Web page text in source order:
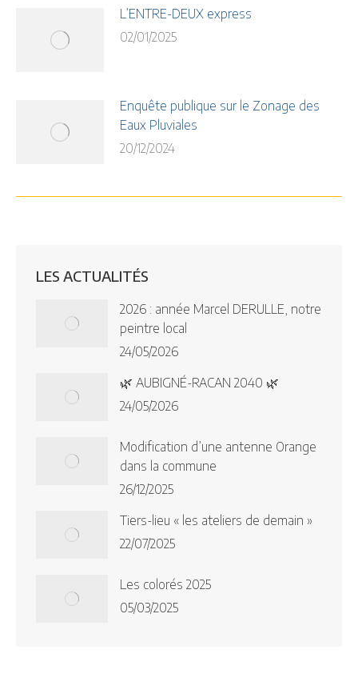
L’ENTRE-DEUX express
02/01/2025
Enquête publique sur le Zonage des
Eaux Pluviales
20/12/2024
LES ACTUALITÉS
2026 : année Marcel DERULLE, notre
peintre local
24/05/2026
🌿 AUBIGNÉ-RACAN 2040 🌿
24/05/2026
Modification d’une antenne Orange
dans la commune
26/12/2025
Tiers-lieu « les ateliers de demain »
22/07/2025
Les colorés 2025
05/03/2025